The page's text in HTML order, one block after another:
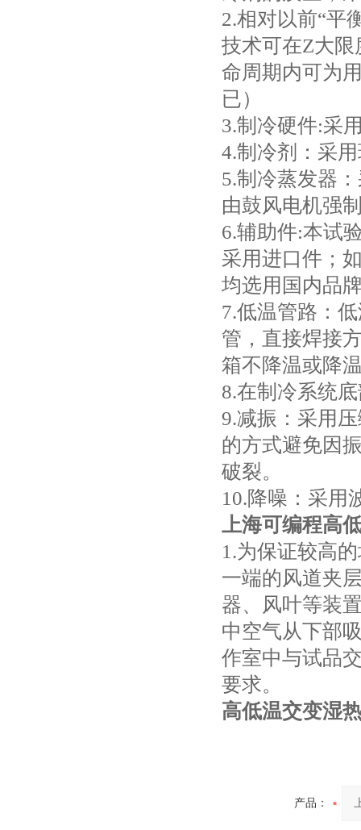
2.相对以前“平
技术可在Z大
命周期内可为
已）
3.制冷硬件:采
4.制冷剂：采
5.制冷蒸发器
由鼓风电机强
6.辅助件:本试
采用进口件；
均选用国内品
7.低温管路：
管，直接焊接
箱不降温或降
8.在制冷系统
9.减振：采用
的方式避免因
破裂。
10.降噪：采用
上海可编程高
1.为保证较高
一端的风道夹
器、风叶等装
中空气从下部
作室中与试品
要求。
高低温交变湿
产品：